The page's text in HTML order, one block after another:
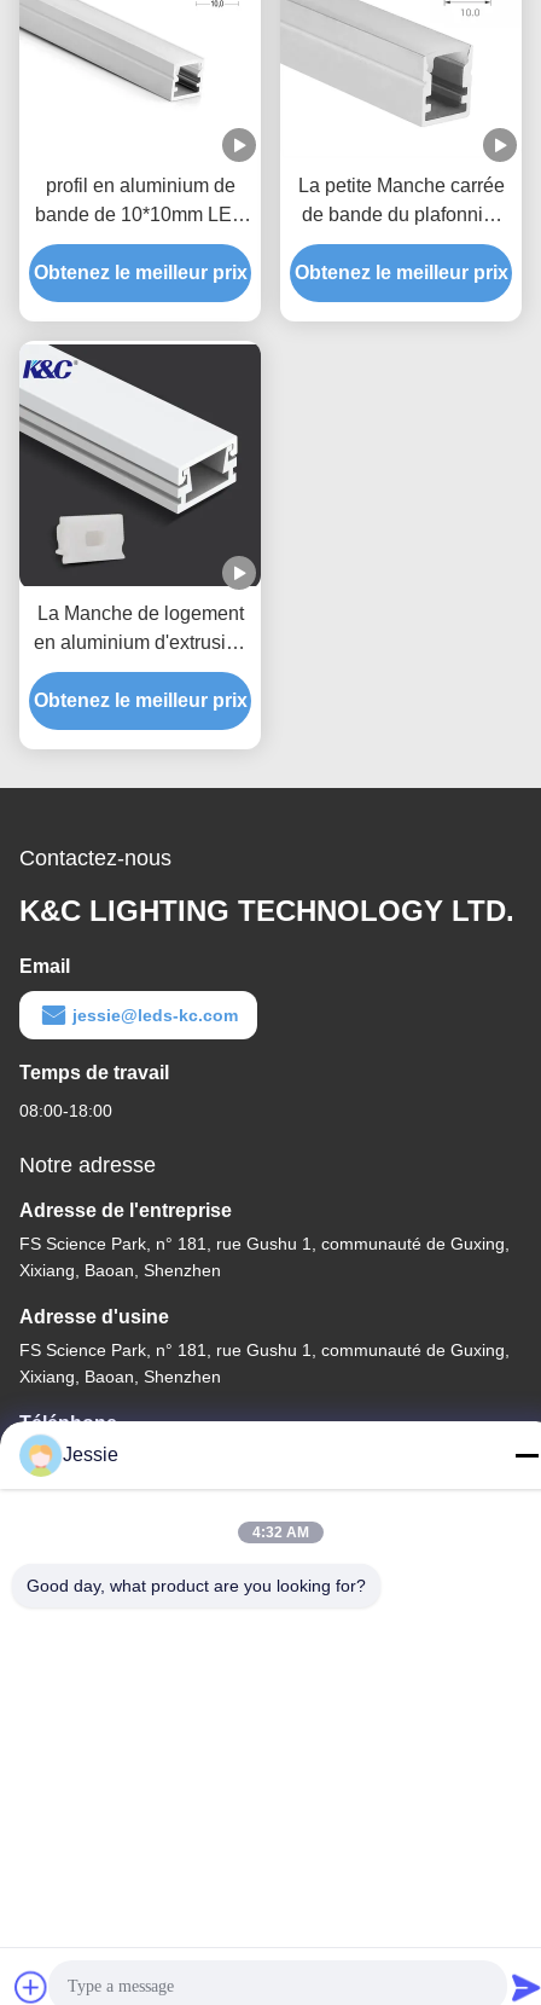
profil en aluminium de
bande de 10*10mm LED
avec la couverture de
diffuseur de PC de PMMA
Obtenez le meilleur prix
La petite Manche carrée
de bande du plafonnier
10*13mm LED avec le
diffuseur
Obtenez le meilleur prix
La Manche de logement
en aluminium d'extrusion
de profil de bande de
6063 T5 LED
Obtenez le meilleur prix
Contactez-nous
K&C LIGHTING TECHNOLOGY LTD.
Email
jessie@leds-kc.com
Temps de travail
08:00-18:00
Notre adresse
Adresse de l'entreprise
FS Science Park, n° 181, rue Gushu 1, communauté de Guxing,
Xixiang, Baoan, Shenzhen
Adresse d'usine
FS Science Park, n° 181, rue Gushu 1, communauté de Guxing,
Xixiang, Baoan, Shenzhen
Téléphone
86-0755-22300563
Bonne qualité de la Chine profil mené d'aluminium de bande
Jessie
4:32 AM
Good day, what product are you looking for?